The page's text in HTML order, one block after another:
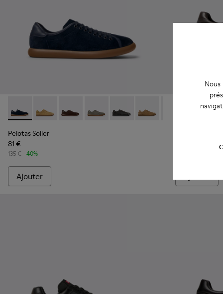
Pelotas Soller - K100974-015 - Baskets en cuir nubuck bleu
Pelotas Soller - K100974-021 - Baskets marron en
Pelotas Soller - K100974-018 - Baskets en
Pelotas Soller - K100974-017 -
Pelotas Soller - K100974-013
Pelotas Soller -Pelotas Soller -
Pelotas Soller
81 €
135 € -40%
Ajouter
Pelotas -